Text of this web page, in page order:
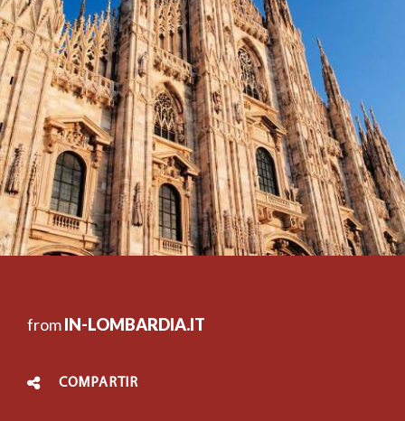
fromIN-LOMBARDIA.IT
COMPARTIR